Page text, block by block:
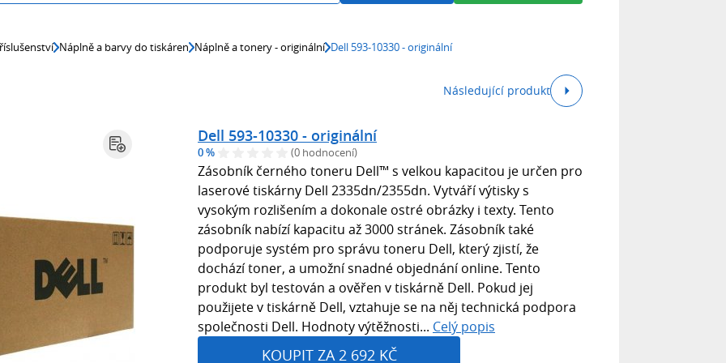
Náplně a barvy do tiskáren Náplně a tonery - originální Dell 593-10330 - originální
Následující produkt
Dell 593-10330 - originální
0 % (0 hodnocení)
Zásobník černého toneru Dell™ s velkou kapacitou je určen pro
laserové tiskárny Dell 2335dn/2355dn. Vytváří výtisky s
vysokým rozlišením a dokonale ostré obrázky i texty. Tento
zásobník nabízí kapacitu až 3000 stránek. Zásobník také
podporuje systém pro správu toneru Dell, který zjistí, že
dochází toner, a umožní snadné objednání online. Tento
produkt byl testován a ověřen v tiskárně Dell. Pokud jej
použijete v tiskárně Dell, vztahuje se na něj technická podpora
společnosti Dell. Hodnoty výtěžnosti... Celý popis
KOUPIT ZA 2 692 KČ